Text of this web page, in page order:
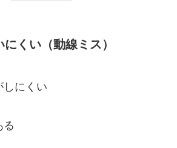
くい（動線ミス）
しにくい
る